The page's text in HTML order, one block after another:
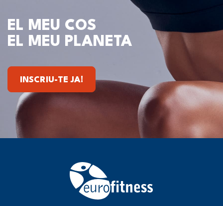
EL MEU COS
EL MEU PLANETA
INSCRIU-TE JA!